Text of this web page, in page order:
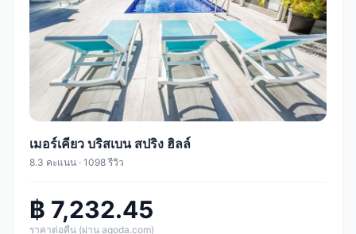
เมอร์เคียว บริสเบน สปริง ฮิลล์
8.3 คะแนน · 1098 รีวิว
฿ 7,232.45
ราคาต่อคืน (ผ่าน agoda.com)